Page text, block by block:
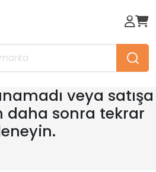
veya satışa
daha sonra tekrar